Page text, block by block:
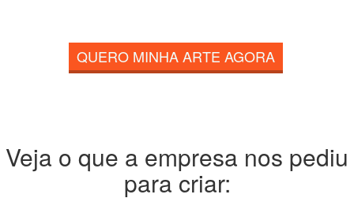
QUERO MINHA ARTE AGORA
Veja o que a empresa nos pediu
para criar: